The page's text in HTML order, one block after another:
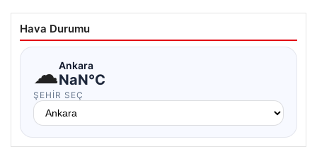
Hava Durumu
☁Ankara
NaN°C
ŞEHIR SEÇ